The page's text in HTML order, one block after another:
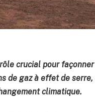
crucial pour façonner
de gaz à effet de
climatique.